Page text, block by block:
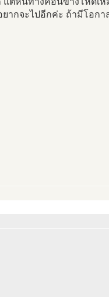
ากจะไปอีกค่ะ ถ้ามีโอกา